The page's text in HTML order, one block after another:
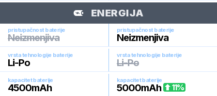
ENERGIJA
pristupačnost baterije
Neizmenjiva
pristupačnost baterije
Neizmenjiva
vrsta tehnologije baterije
Li-Po
vrsta tehnologije baterije
Li-Po
kapacitet baterije
4500mAh
kapacitet baterije
5000mAh 11%